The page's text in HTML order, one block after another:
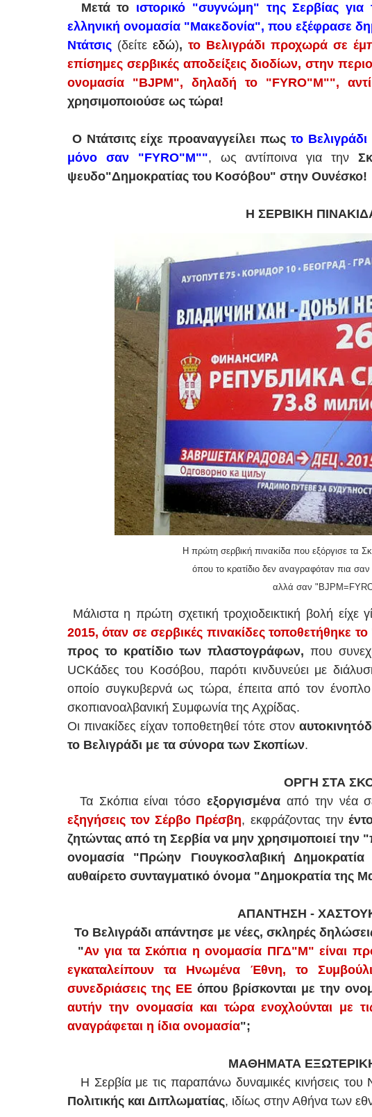
Μετά το ιστορικό "συγνώμη" της Σερβίας
ελληνική ονομασία "Μακεδονία", που εξέφρασε
Ντάτσις (δείτε εδώ), το Βελιγράδι προχωρά σε
επίσημες σερβικές αποδείξεις διοδίων, στην
ονομασία "BJPM", δηλαδή το "FYRO"M"",
χρησιμοποιούσε ως τώρα!
Ο Ντάτσιτς είχε προαναγγείλει πως το
μόνο σαν "FYRO"M"", ως αντίποινα για την
ψευδο"Δημοκρατίας του Κοσόβου" στην Ουνέσκο!
Η ΣΕΡΒΙΚΗ
Η πρώτη σερβική πινακίδα που εξόργισε τα
όπου το κρατίδιο δεν αναγραφόταν πια
αλλά σαν
Μάλιστα η πρώτη σχετική τροχιοδεικτική βολή είχε
2015, όταν σε σερβικές πινακίδες τοποθετήθηκε
προς το κρατίδιο των πλαστογράφων, που
UCKάδες του Κοσόβου, παρότι κινδυνεύει με
οποίο συγκυβερνά ως τώρα, έπειτα από τον ένοπλο
σκοπιανοαλβανική Συμφωνία της Αχρίδας.
Οι πινακίδες είχαν τοποθετηθεί τότε στον
το Βελιγράδι με τα σύνορα των Σκοπίων.
ΟΡΓΗ ΣΤΑ
Τα Σκόπια είναι τόσοεξοργισμένα από την νέα
εξηγήσεις τον Σέρβο Πρέσβη, εκφράζοντας την
ζητώντας από τη Σερβία να μην χρησιμοποιεί
ονομασία "Πρώην Γιουγκοσλαβική
αυθαίρετο συνταγματικό όνομα "Δημοκρατία της
ΑΠΑΝΤΗΣΗ -
Το Βελιγράδι απάντησε με νέες, σκληρές
"Αν για τα Σκόπια η ονομασία ΠΓΔ"Μ" είναι
εγκαταλείπουν τα Ηνωμένα Έθνη, το
συνεδριάσεις της ΕΕόπου βρίσκονται με την
αυτήν την ονομασία και τώρα ενοχλούνται με
αναγράφεται η ίδια ονομασία";
ΜΑΘΗΜΑΤΑ
Η Σερβία με τις παραπάνω δυναμικές κινήσεις του
Πολιτικής και Διπλωματίας, ιδίως στην Αθήνα των